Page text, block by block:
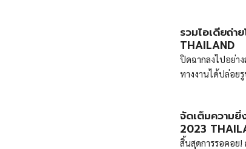
3,282,997
วัล PRODUCE
เกาหลี และบริษั
และความน่ารักข
รวมไอเดียถ่า
THAILAND
ปิดฉากลงไปอย่า
ทางงานได้ปล่อย
จัดเต็มความยิ่
2023
สิ้นสุดการรอคอย